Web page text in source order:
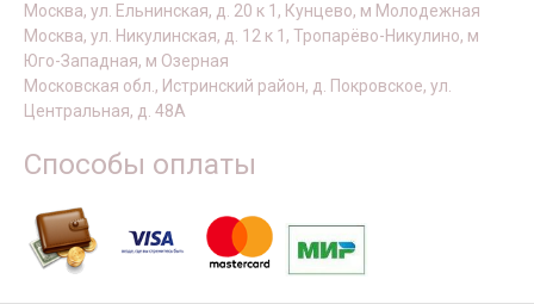
Москва, ул. Ельнинская, д. 20 к 1, Кунцево, м Молодежная
Москва, ул. Никулинская, д. 12 к 1, Тропарёво-Никулино, м
Юго-Западная, м Озерная
Московская обл., Истринский район, д. Покровское, ул.
Центральная, д. 48А
Способы оплаты